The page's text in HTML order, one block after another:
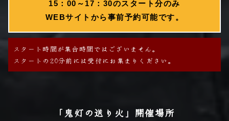
15：00～17：30のスタート分のみ
WEBサイトから事前予約可能です。
スタート時間が集合時間ではございません。
スタートの20分前には受付にお集まりください。
「鬼灯の送り火」開催場所